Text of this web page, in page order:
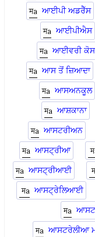
ਆਈਪੀ ਅਡਰੈੱਸ
ਆਈਪੀਐਸ
ਆਈਵਰੀ
ਆਸ ਤੋਂ ਜ਼ਿਆਦਾ
ਆਸਅਨਕੂਲ
ਆਸ਼ਕਾਨਾ
ਆਸਟਰੀਅਨ
ਆਸਟ੍ਰੀਆ
ਆਸਟ੍ਰੀਆਈ
ਆਸਟ੍ਰੇਲਿਆਈ
ਆਸਟਰੇਲੀਆ